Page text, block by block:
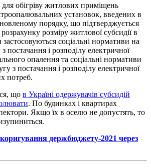
обігріву житлових приміщень
установок, введених в
порядку, що підтверджується
розміру житлової субсидії в
соціальні нормативи на
постачання і розподілу електричної
опалення та соціальні нормативи
з постачання і розподілу електричної
потреб.
що в Україні одержувачів субсидій
. По будинках і квартирах
Якщо їх в оселю не допустять, то
держбюджету-2021 через